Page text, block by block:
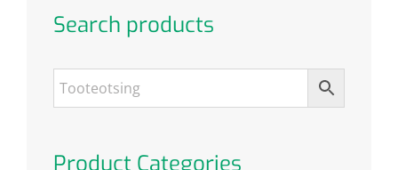
Search products
Product Categories